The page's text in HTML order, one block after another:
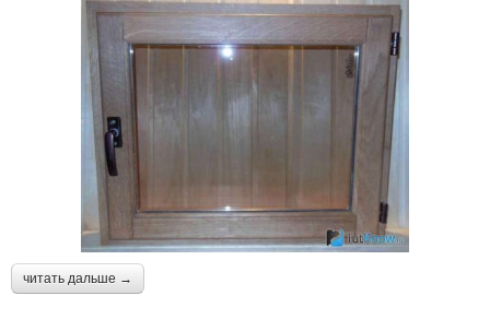
читать дальше →